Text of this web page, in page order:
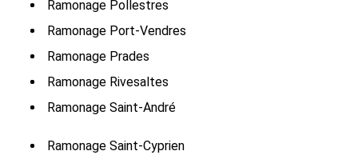
Ramonage Pollestres
Ramonage Port-Vendres
Ramonage Prades
Ramonage Rivesaltes
Ramonage Saint-André
Ramonage Saint-Cyprien